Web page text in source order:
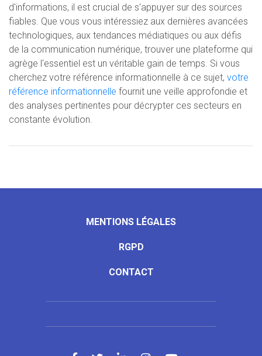
d'informations, il est crucial de s'appuyer sur des sources
fiables. Que vous vous intéressiez aux dernières avancées
technologiques, aux tendances médiatiques ou aux défis
de la communication numérique, trouver une plateforme qui
agrège l'essentiel est un véritable gain de temps. Si vous
cherchez votre référence informationnelle à ce sujet, votre
référence informationnelle fournit une veille approfondie et
des analyses pertinentes pour décrypter ces secteurs en
constante évolution.
MENTIONS LÉGALES
RGPD
CONTACT